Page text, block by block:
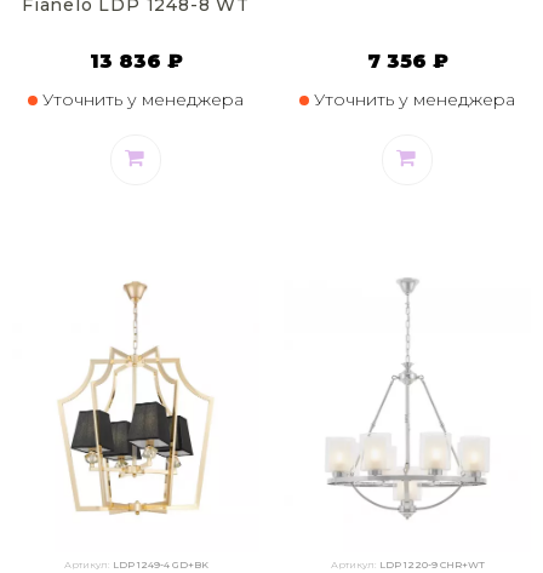
Fianelo LDP 1248-8 WT
13 836 ₽
Уточнить у менеджера
7 356 ₽
Уточнить у менеджера
Артикул: LDP 1249-4 GD+BK Артикул: LDP 1220-9 CHR+WT